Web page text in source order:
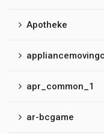
Apotheke
apr_common_1
ar-bcgame